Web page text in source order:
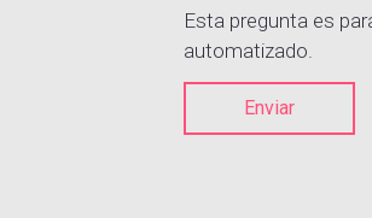
Esta pregunta es
automatizado.
Enviar